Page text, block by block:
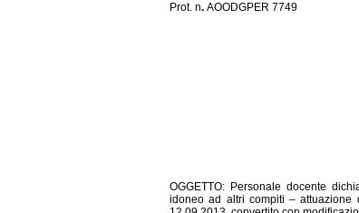
Prot. n. AOODGPER
OGGETTO: Personale docente
idoneo ad altri compiti – attuazione